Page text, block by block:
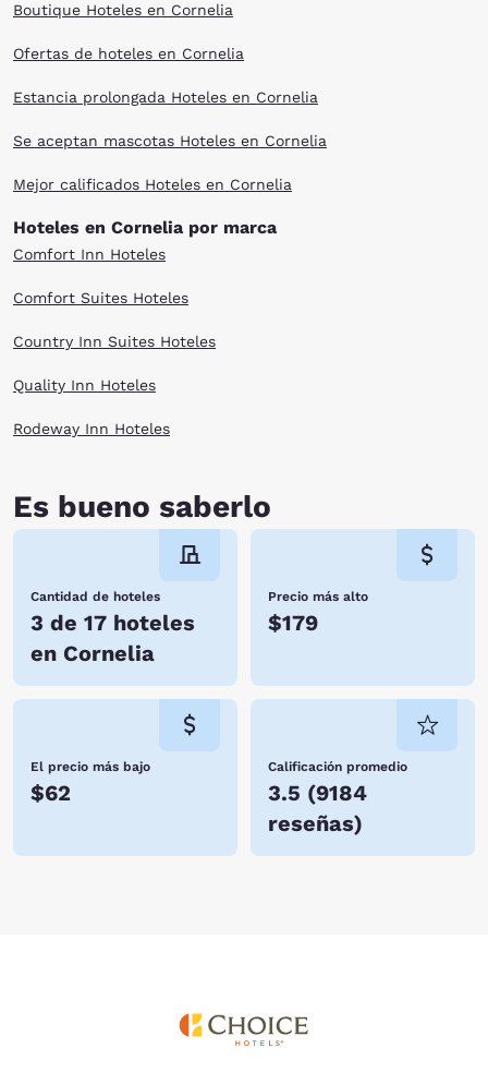
Boutique Hoteles en Cornelia
Ofertas de hoteles en Cornelia
Estancia prolongada Hoteles en Cornelia
Se aceptan mascotas Hoteles en Cornelia
Mejor calificados Hoteles en Cornelia
Hoteles en Cornelia por marca
Comfort Inn Hoteles
Comfort Suites Hoteles
Country Inn Suites Hoteles
Quality Inn Hoteles
Rodeway Inn Hoteles
Es bueno saberlo
Cantidad de hoteles
3 de 17 hoteles
en Cornelia
Precio más alto
$179
El precio más bajo
$62
Calificación promedio
3.5 (9184
reseñas)